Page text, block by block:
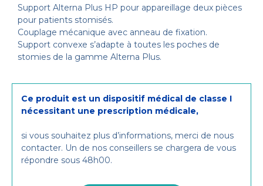
Support Alterna Plus HP pour appareillage deux pièces
pour patients stomisés.
Couplage mécanique avec anneau de fixation.
Support convexe s’adapte à toutes les poches de
stomies de la gamme Alterna Plus.
Ce produit est un dispositif médical de classe I
nécessitant une prescription médicale,
si vous souhaitez plus d’informations, merci de nous
contacter. Un de nos conseillers se chargera de vous
répondre sous 48h00.